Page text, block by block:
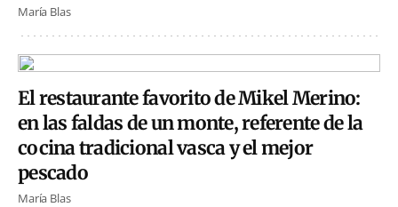
María Blas
El restaurante favorito de Mikel Merino:
en las faldas de un monte, referente de la
cocina tradicional vasca y el mejor
pescado
María Blas